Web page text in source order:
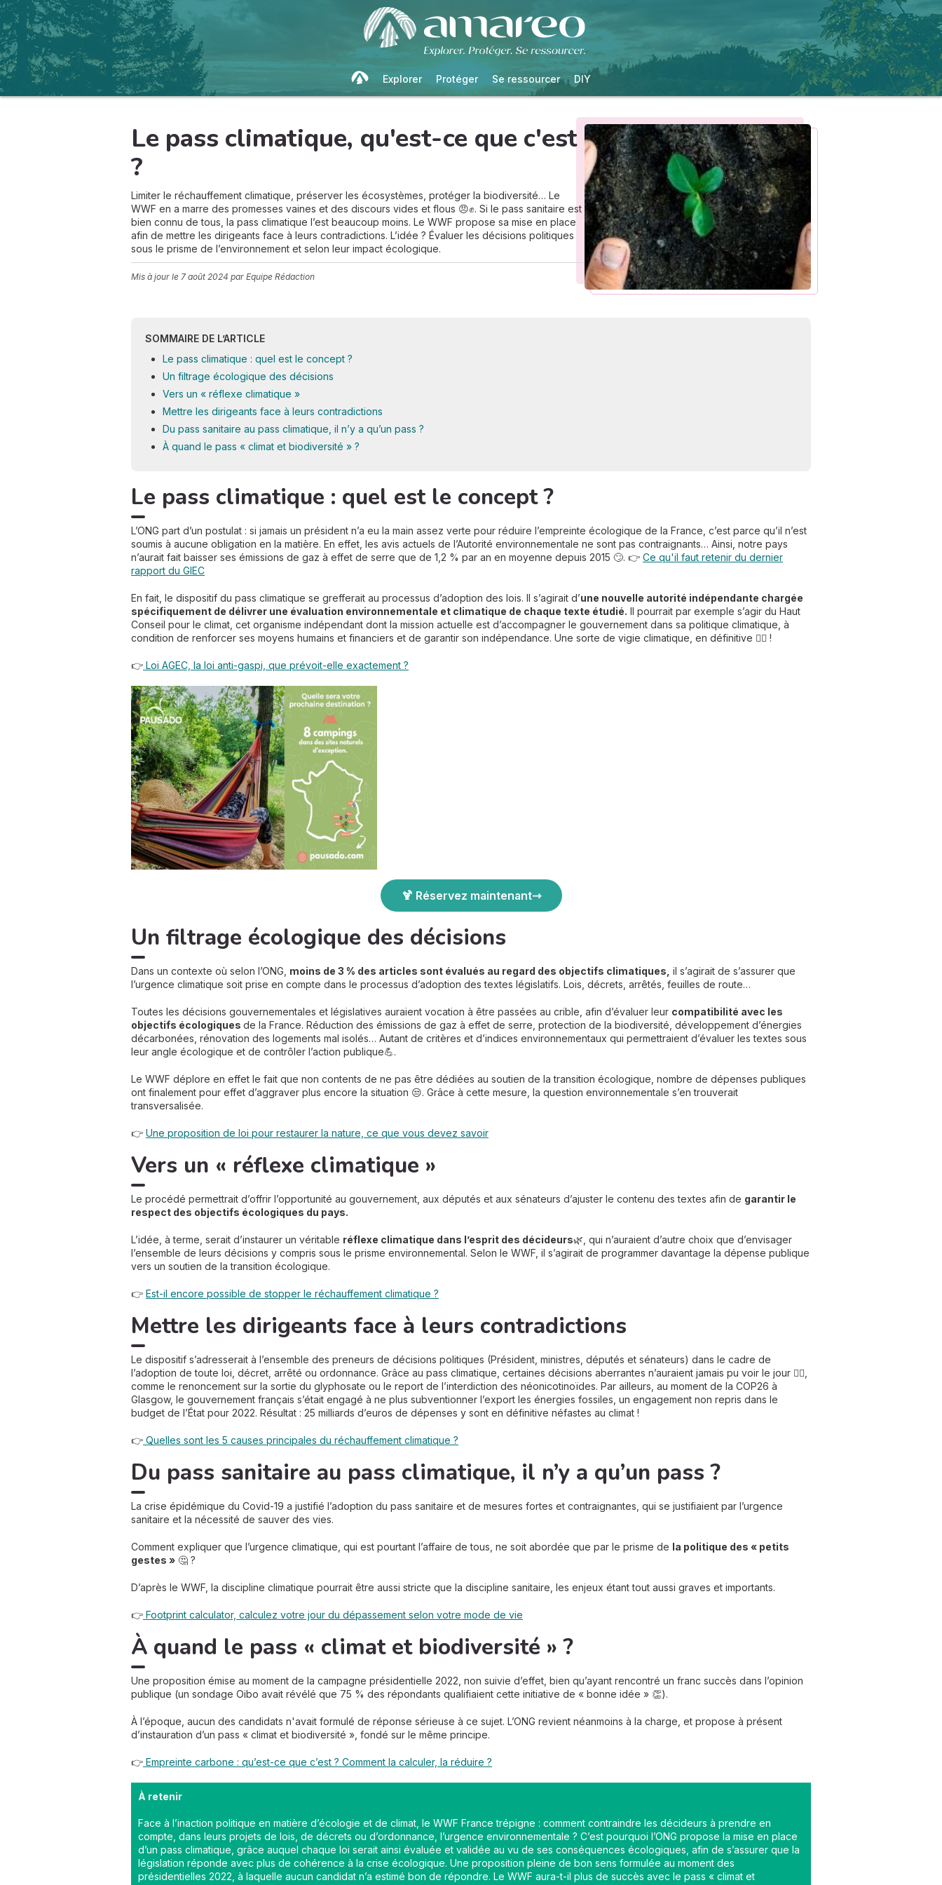
Explorer Protéger Se ressourcer DIY
Le pass climatique, qu'est-ce que c'est
?
Limiter le réchauffement climatique, préserver les écosystèmes, protéger la biodiversité… Le
WWF en a marre des promesses vaines et des discours vides et flous 😠✊. Si le pass sanitaire est
bien connu de tous, la pass climatique l’est beaucoup moins. Le WWF propose sa mise en place
afin de mettre les dirigeants face à leurs contradictions. L’idée ? Évaluer les décisions politiques
sous le prisme de l’environnement et selon leur impact écologique.
Mis à jour le 7 août 2024 par Equipe Rédaction
SOMMAIRE DE L’ARTICLE
Le pass climatique : quel est le concept ?
Un filtrage écologique des décisions
Vers un « réflexe climatique »
Mettre les dirigeants face à leurs contradictions
Du pass sanitaire au pass climatique, il n’y a qu’un pass ?
À quand le pass « climat et biodiversité » ?
Le pass climatique : quel est le concept ?
L’ONG part d’un postulat : si jamais un président n’a eu la main assez verte pour réduire l’empreinte écologique de la France, c’est parce qu’il n’est
soumis à aucune obligation en la matière. En effet, les avis actuels de l’Autorité environnementale ne sont pas contraignants… Ainsi, notre pays
n’aurait fait baisser ses émissions de gaz à effet de serre que de 1,2 % par an en moyenne depuis 2015 🙄. 👉 Ce qu'il faut retenir du dernier
rapport du GIEC
En fait, le dispositif du pass climatique se grefferait au processus d’adoption des lois. Il s’agirait d’une nouvelle autorité indépendante chargée
spécifiquement de délivrer une évaluation environnementale et climatique de chaque texte étudié. Il pourrait par exemple s’agir du Haut
Conseil pour le climat, cet organisme indépendant dont la mission actuelle est d’accompagner le gouvernement dans sa politique climatique, à
condition de renforcer ses moyens humains et financiers et de garantir son indépendance. Une sorte de vigie climatique, en définitive 🦸‍♂️ !
👉 Loi AGEC, la loi anti-gaspi, que prévoit-elle exactement ?
🍹 Réservez maintenant
Un filtrage écologique des décisions
Dans un contexte où selon l’ONG, moins de 3 % des articles sont évalués au regard des objectifs climatiques, il s’agirait de s’assurer que
l’urgence climatique soit prise en compte dans le processus d’adoption des textes législatifs. Lois, décrets, arrêtés, feuilles de route…
Toutes les décisions gouvernementales et législatives auraient vocation à être passées au crible, afin d’évaluer leur compatibilité avec les
objectifs écologiques de la France. Réduction des émissions de gaz à effet de serre, protection de la biodiversité, développement d’énergies
décarbonées, rénovation des logements mal isolés… Autant de critères et d’indices environnementaux qui permettraient d’évaluer les textes sous
leur angle écologique et de contrôler l’action publique💪.
Le WWF déplore en effet le fait que non contents de ne pas être dédiées au soutien de la transition écologique, nombre de dépenses publiques
ont finalement pour effet d’aggraver plus encore la situation 😒. Grâce à cette mesure, la question environnementale s’en trouverait
transversalisée.
👉 Une proposition de loi pour restaurer la nature, ce que vous devez savoir
Vers un « réflexe climatique »
Le procédé permettrait d’offrir l’opportunité au gouvernement, aux députés et aux sénateurs d’ajuster le contenu des textes afin de garantir le
respect des objectifs écologiques du pays.
L’idée, à terme, serait d’instaurer un véritable réflexe climatique dans l’esprit des décideurs🌿, qui n’auraient d’autre choix que d’envisager
l’ensemble de leurs décisions y compris sous le prisme environnemental. Selon le WWF, il s’agirait de programmer davantage la dépense publique
vers un soutien de la transition écologique.
👉 Est-il encore possible de stopper le réchauffement climatique ?
Mettre les dirigeants face à leurs contradictions
Le dispositif s’adresserait à l’ensemble des preneurs de décisions politiques (Président, ministres, députés et sénateurs) dans le cadre de
l’adoption de toute loi, décret, arrêté ou ordonnance. Grâce au pass climatique, certaines décisions aberrantes n’auraient jamais pu voir le jour 🙅‍♀️,
comme le renoncement sur la sortie du glyphosate ou le report de l’interdiction des néonicotinoïdes. Par ailleurs, au moment de la COP26 à
Glasgow, le gouvernement français s’était engagé à ne plus subventionner l’export les énergies fossiles, un engagement non repris dans le
budget de l’État pour 2022. Résultat : 25 milliards d’euros de dépenses y sont en définitive néfastes au climat !
👉 Quelles sont les 5 causes principales du réchauffement climatique ?
Du pass sanitaire au pass climatique, il n’y a qu’un pass ?
La crise épidémique du Covid-19 a justifié l’adoption du pass sanitaire et de mesures fortes et contraignantes, qui se justifiaient par l’urgence
sanitaire et la nécessité de sauver des vies.
Comment expliquer que l’urgence climatique, qui est pourtant l’affaire de tous, ne soit abordée que par le prisme de la politique des « petits
gestes » 🤔 ?
D’après le WWF, la discipline climatique pourrait être aussi stricte que la discipline sanitaire, les enjeux étant tout aussi graves et importants.
👉 Footprint calculator, calculez votre jour du dépassement selon votre mode de vie
À quand le pass « climat et biodiversité » ?
Une proposition émise au moment de la campagne présidentielle 2022, non suivie d’effet, bien qu’ayant rencontré un franc succès dans l’opinion
publique (un sondage Oibo avait révélé que 75 % des répondants qualifiaient cette initiative de « bonne idée » 👏).
À l’époque, aucun des candidats n'avait formulé de réponse sérieuse à ce sujet. L’ONG revient néanmoins à la charge, et propose à présent
d’instauration d’un pass « climat et biodiversité », fondé sur le même principe.
👉 Empreinte carbone : qu’est-ce que c’est ? Comment la calculer, la réduire ?
À retenir
Face à l’inaction politique en matière d’écologie et de climat, le WWF France trépigne : comment contraindre les décideurs à prendre en
compte, dans leurs projets de lois, de décrets ou d’ordonnance, l’urgence environnementale ? C’est pourquoi l’ONG propose la mise en place
d’un pass climatique, grâce auquel chaque loi serait ainsi évaluée et validée au vu de ses conséquences écologiques, afin de s’assurer que la
législation réponde avec plus de cohérence à la crise écologique. Une proposition pleine de bon sens formulée au moment des
présidentielles 2022, à laquelle aucun candidat n’a estimé bon de répondre. Le WWF aura-t-il plus de succès avec le pass « climat et